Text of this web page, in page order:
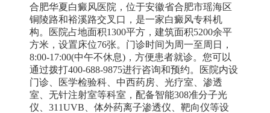
合肥华夏白癜风医院，位于安徽省合肥市瑶海区
铜陵路和裕溪路交叉口，是一家白癜风专科机
构。医院占地面积1300平方，建筑面积5200余平
方米，设置床位76张。门诊时间为周一至周日，
8:00-17:00(中午不休息)，方便患者就诊。您可以
通过拨打400-688-9875进行咨询和预约。医院内设
门诊、医学检验科、中西药房、光疗室、渗透
室、无针注射室等科室，配备智能308准分子光
仪、311UVB、体外药离子渗透仪、靶向仪等设